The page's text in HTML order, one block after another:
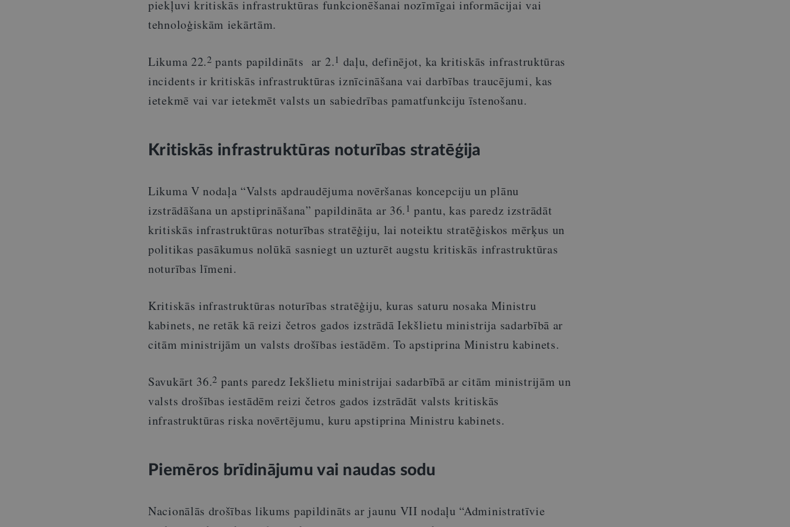
piekļuvi kritiskās infrastruktūras funkcionēšanai nozīmīgai informācijai vai
tehnoloģiskām iekārtām.
Likuma 22.2 pants papildināts ar 2.1 daļu, definējot, ka kritiskās infrastruktūras
incidents ir kritiskās infrastruktūras iznīcināšana vai darbības traucējumi, kas
ietekmē vai var ietekmēt valsts un sabiedrības pamatfunkciju īstenošanu.
Kritiskās infrastruktūras noturības stratēģija
Likuma V nodaļa “Valsts apdraudējuma novēršanas koncepciju un plānu
izstrādāšana un apstiprināšana” papildināta ar 36.1 pantu, kas paredz izstrādāt
kritiskās infrastruktūras noturības stratēģiju, lai noteiktu stratēģiskos mērķus un
politikas pasākumus nolūkā sasniegt un uzturēt augstu kritiskās infrastruktūras
noturības līmeni.
Kritiskās infrastruktūras noturības stratēģiju, kuras saturu nosaka Ministru
kabinets, ne retāk kā reizi četros gados izstrādā Iekšlietu ministrija sadarbībā ar
citām ministrijām un valsts drošības iestādēm. To apstiprina Ministru kabinets.
Savukārt 36.2 pants paredz Iekšlietu ministrijai sadarbībā ar citām ministrijām un
valsts drošības iestādēm reizi četros gados izstrādāt valsts kritiskās
infrastruktūras riska novērtējumu, kuru apstiprina Ministru kabinets.
Piemēros brīdinājumu vai naudas sodu
Nacionālās drošības likums papildināts ar jaunu VII nodaļu “Administratīvie